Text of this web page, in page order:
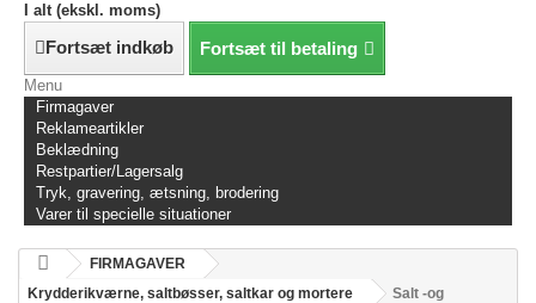
I alt (ekskl. moms)
Fortsæt indkøb Fortsæt til betaling
Menu
Firmagaver
Reklameartikler
Beklædning
Restpartier/Lagersalg
Tryk, gravering, ætsning, brodering
Varer til specielle situationer
FIRMAGAVER
Krydderikværne, saltbøsser, saltkar og mortere
Salt -og